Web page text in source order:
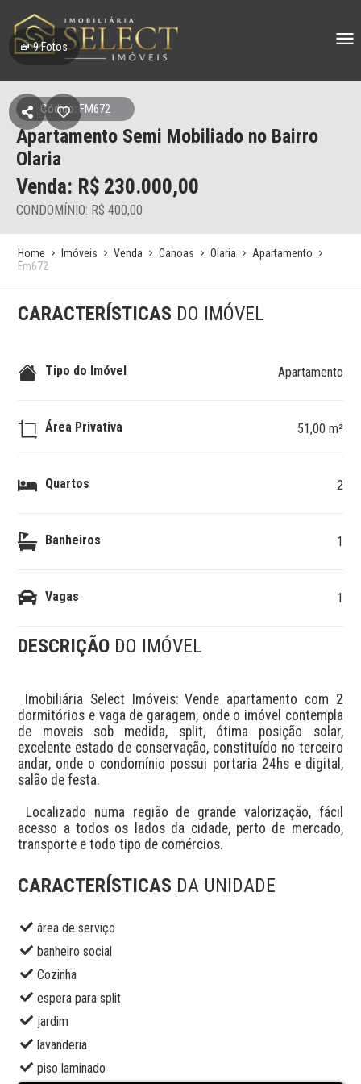
9Fotos
Código: FM672
Apartamento Semi Mobiliado no Bairro
Olaria
Venda: R$ 230.000,00
CONDOMÍNIO: R$ 400,00
Home Imóveis Venda Canoas Olaria
Apartamento
Fm672
CARACTERÍSTICAS DO IMÓVEL
Tipo do Imóvel Apartamento
Área Privativa 51,00 m²
Quartos 2
Banheiros 1
Vagas 1
DESCRIÇÃO DO IMÓVEL
dormitórios e vaga de garagem, onde o imóvel contempla
de moveis sob medida, split, ótima posição solar,
excelente estado de conservação, constituído no terceiro
andar, onde o condomínio possui portaria 24hs e digital,
salão de festa.
acesso a todos os lados da cidade, perto de mercado,
transporte e todo tipo de comércios.
CARACTERÍSTICAS DA UNIDADE
área de serviço
banheiro social
Cozinha
espera para split
jardim
lavanderia
piso laminado